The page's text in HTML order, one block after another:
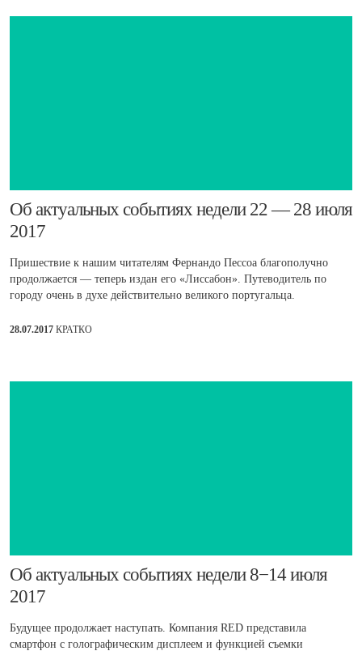
Об актуальных событиях недели 22 — 28 июля
2017
Пришествие к нашим читателям Фернандо Пессоа благополучно
продолжается — теперь издан его «Лиссабон». Путеводитель по
городу очень в духе действительно великого португальца.
28.07.2017 КРАТКО
​Об актуальных событиях недели 8−14 июля
2017
Будущее продолжает наступать. Компания RED представила
смартфон с голографическим дисплеем и функцией съемки